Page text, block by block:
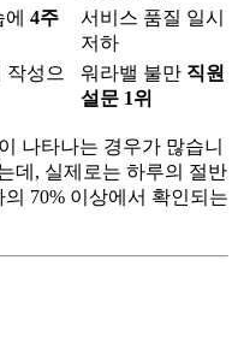
4주
서비스 품질 일시
저하
작성으
워라밸 불만 직원
설문 1위
나타나는 경우가 많습니
데, 실제로는 하루의 절반
70% 이상에서 확인되는